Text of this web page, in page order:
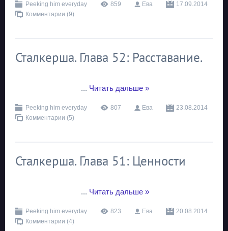
Peeking him everyday 859 Ева
17.09.2014
Комментарии (9)
Сталкерша. Глава 52: Расставание.
... Читать дальше »
Peeking him everyday 807 Ева
23.08.2014
Комментарии (5)
Сталкерша. Глава 51: Ценности
... Читать дальше »
Peeking him everyday 823 Ева
20.08.2014
Комментарии (4)